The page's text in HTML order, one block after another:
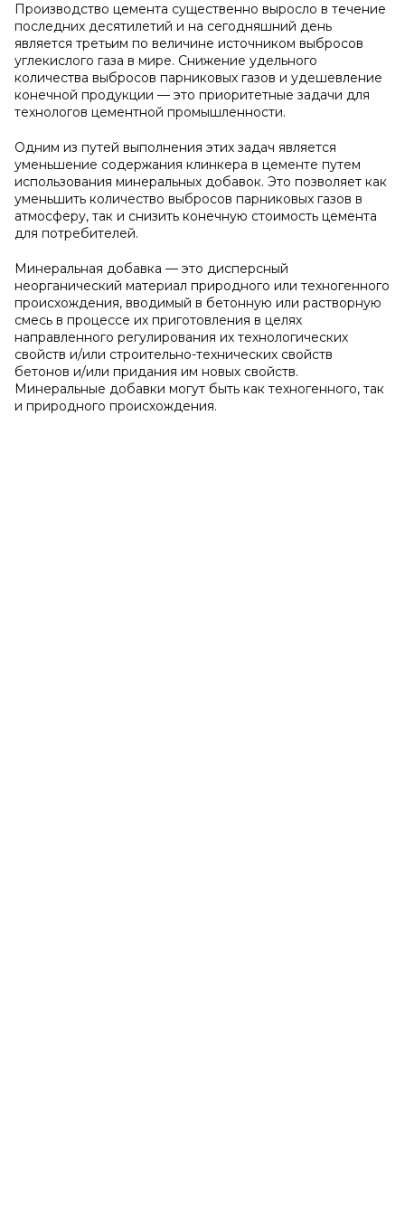
Производство цемента существенно выросло в течение
последних десятилетий и на сегодняшний день
является третьим по величине источником выбросов
углекислого газа в мире. Снижение удельного
количества выбросов парниковых газов и удешевление
конечной продукции — это приоритетные задачи для
технологов цементной промышленности.
Одним из путей выполнения этих задач является
уменьшение содержания клинкера в цементе путем
использования минеральных добавок. Это позволяет как
уменьшить количество выбросов парниковых газов в
атмосферу, так и снизить конечную стоимость цемента
для потребителей.
Минеральная добавка — это дисперсный
неорганический материал природного или техногенного
происхождения, вводимый в бетонную или растворную
смесь в процессе их приготовления в целях
направленного регулирования их технологических
свойств и/или строительно-технических свойств
бетонов и/или придания им новых свойств.
Минеральные добавки могут быть как техногенного, так
и природного происхождения.